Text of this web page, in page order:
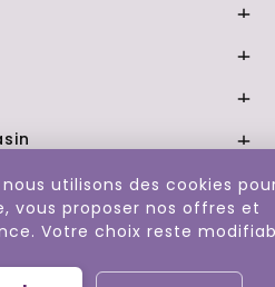
utilisons des cookies
vous proposer nos offres et
Votre choix reste




Plantes